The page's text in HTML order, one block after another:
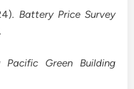
Battery Price Survey
Pacific Green Building